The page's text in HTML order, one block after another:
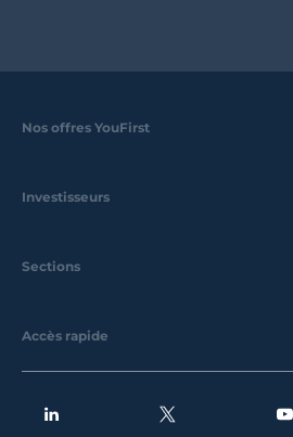
Nos offres YouFirst
Investisseurs
Sections
Accès rapide